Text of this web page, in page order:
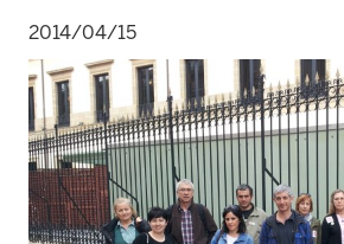
2014/04/15